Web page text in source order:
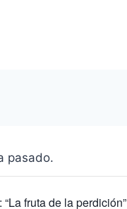
pasado.
“La fruta de la perdición”